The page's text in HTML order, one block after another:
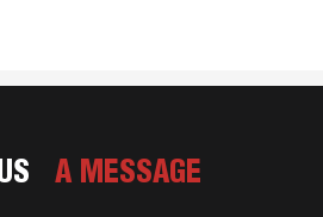
A MESSAGE